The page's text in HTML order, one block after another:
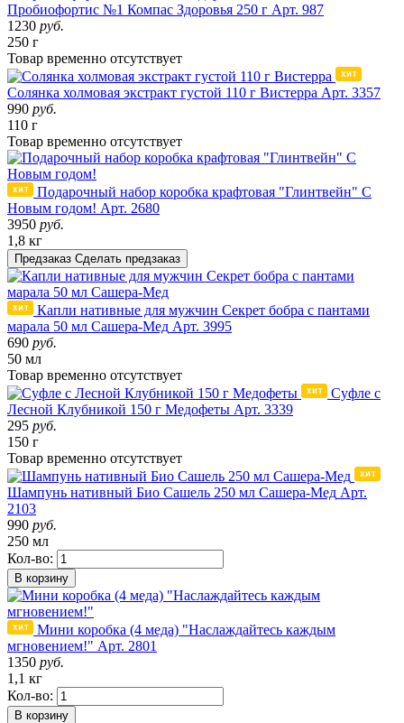
Пробиофортис №1 Компас Здоровья 250 г Арт. 987
1230 руб.
250 г
Товар временно отсутствует
Солянка холмовая экстракт густой 110 г Вистерра Арт. 3357
990 руб.
110 г
Товар временно отсутствует
Подарочный набор коробка крафтовая "Глинтвейн" С
Новым годом! Арт. 2680
3950 руб.
1,8 кг
Предзаказ Сделать предзаказ
Капли нативные для мужчин Секрет бобра с пантами
марала 50 мл Сашера-Мед Арт. 3995
690 руб.
50 мл
Товар временно отсутствует
Суфле с
Лесной Клубникой 150 г Медофеты Арт. 3339
295 руб.
150 г
Товар временно отсутствует
Шампунь нативный Био Сашель 250 мл Сашера-Мед Арт.
2103
990 руб.
250 мл
Кол-во:
В корзину
Мини коробка (4 меда) "Наслаждайтесь каждым
мгновением!" Арт. 2801
1350 руб.
1,1 кг
Кол-во:
В корзину